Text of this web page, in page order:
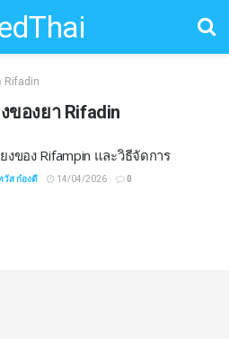
Rifadin
ของยา Rifadin
งของ Rifampin และวิธีจัดการ
วัส ก๋องดี 14/04/2026 0